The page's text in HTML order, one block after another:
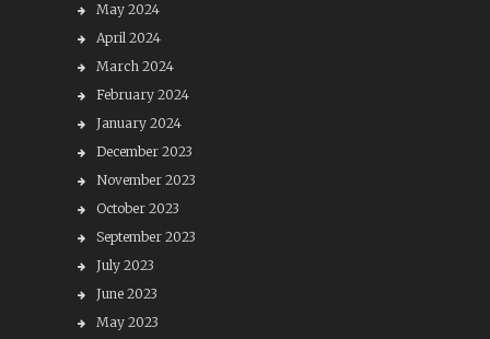
May 2024
April 2024
March 2024
February 2024
January 2024
December 2023
November 2023
October 2023
September 2023
July 2023
June 2023
May 2023